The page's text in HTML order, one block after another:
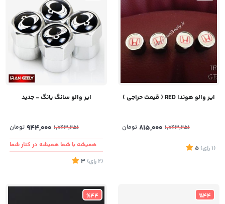
ایر والو هوندا RED ( قیمت حراجی )
1,763,251
815,000 تومان
(1 رای)
5
ایر والو سانگ یانگ - جدید
1,763,251
944,000 تومان
همیشه با شما همیشه در کنار شما
(2 رای)
3
%44
%44